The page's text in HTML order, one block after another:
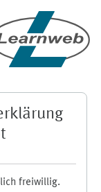
freiwillig.